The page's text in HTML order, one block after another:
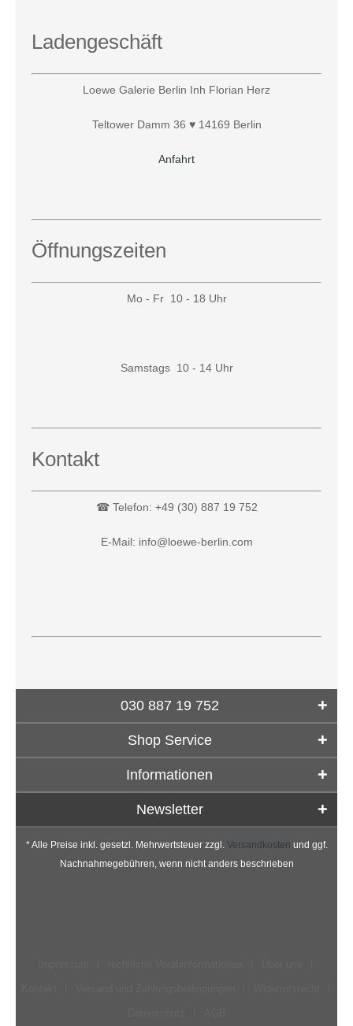
Ladengeschäft
Loewe Galerie Berlin Inh Florian Herz
Teltower Damm 36 ♥ 14169 Berlin
Anfahrt
Öffnungszeiten
Mo - Fr 10 - 18 Uhr
Samstags 10 - 14 Uhr
Kontakt
☎ Telefon: +49 (30) 887 19 752
E-Mail: info@loewe-berlin.com
030 887 19 752
Shop Service
Informationen
Newsletter
* Alle Preise inkl. gesetzl. Mehrwertsteuer zzgl. Versandkosten und ggf.
Nachnahmegebühren, wenn nicht anders beschrieben